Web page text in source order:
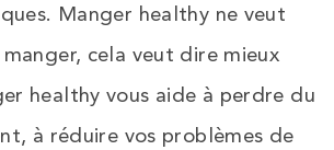
Manger healthy ne veut
cela veut dire mieux
healthy vous aide à perdre du
à réduire vos problèmes de